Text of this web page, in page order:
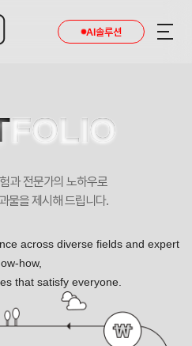
AI솔루션
FOLIO
과 전문가의 노하우로
물을 제시해 드립니다.
across diverse fields and expert
how,
that satisfy everyone.